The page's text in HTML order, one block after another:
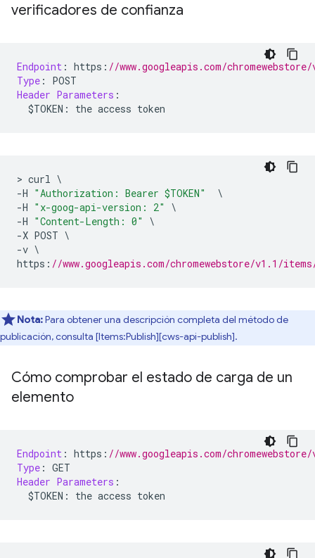
verificadores de confianza
Endpoint : https : //www.googleapis.com/
Type :
POST
Header Parameters :
$TOKEN : the access token
> curl \
-H "Authorization: Bearer $TOKEN"
\
-H "x-goog-api-version: 2"
\
-H "Content-Length: 0"
\
-X POST \
-v \
https : //www.googleapis.com/chromewebstore/v1.1/
Nota:Para obtener una descripción completa del método de
publicación, consulta [Items:Publish][cws-api-publish].
Cómo comprobar el estado de carga de un
elemento
Endpoint : https : //www.googleapis.com/
Type : GET
Header Parameters :
$TOKEN : the access token